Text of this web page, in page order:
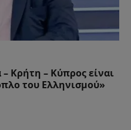
Κρήτη – Κύπρος είναι
του Ελληνισμού»